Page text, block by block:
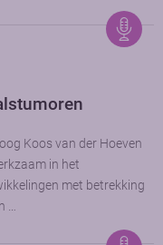
Koos van der Hoeven
in het
met betrekking
…